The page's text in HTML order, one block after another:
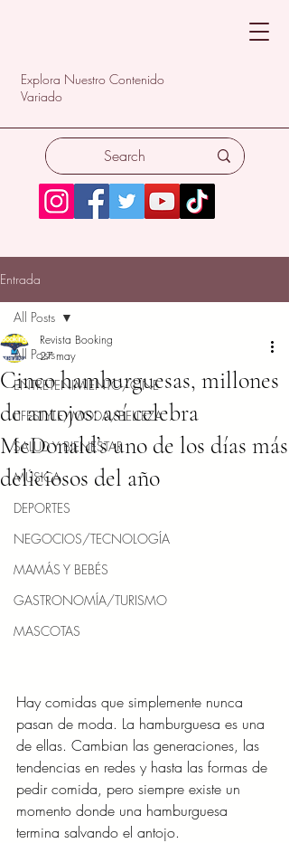
Explora Nuestro Contenido
Variado
Entrada
All Posts
ENTRETENIMIENTO/CINE
LIFESTYLE/MODA/BELLEZA
SALUD Y BIENESTAR
MÚSICA
DEPORTES
NEGOCIOS/TECNOLOGÍA
MAMÁS Y BEBÉS
GASTRONOMÍA/TURISMO
MASCOTAS
All Posts
Cinco hamburguesas, millones
de antojos: así celebra
McDonald’s uno de los días más
deliciosos del año
Revista Booking
27 may
Hay comidas que simplemente nunca
pasan de moda. La hamburguesa es una
de ellas. Cambian las generaciones, las
tendencias en redes y hasta las formas de
pedir comida, pero siempre existe un
momento donde una hamburguesa
termina salvando el antojo.